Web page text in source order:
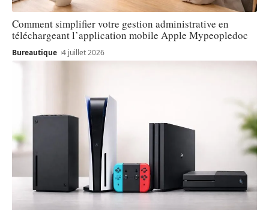
Comment simplifier votre gestion administrative en
téléchargeant l’application mobile Apple Mypeopledoc
Bureautique 4 juillet 2026